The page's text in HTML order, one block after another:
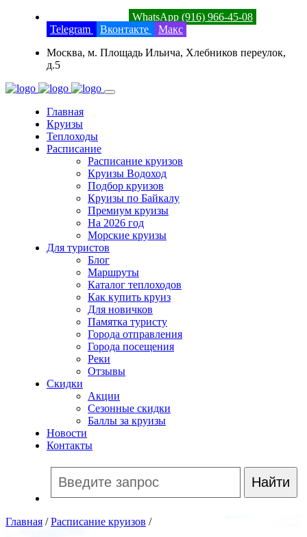
WhatsApp (916) 966-45-08
Telegram
Вконтакте
Макс
Москва, м. Площадь Ильича, Хлебников переулок,
д.5
Главная
Круизы
Теплоходы
Расписание
Расписание круизов
Круизы Водоход
Подбор круизов
Круизы по Байкалу
Премиум круизы
На 2026 год
Морские круизы
Для туристов
Блог
Маршруты
Каталог теплоходов
Как купить круиз
Для новичков
Памятка туристу
Города отправления
Города посещения
Реки
Отзывы
Скидки
Акции
Сезонные скидки
Баллы за круизы
Новости
Контакты
Главная /Расписание круизов /